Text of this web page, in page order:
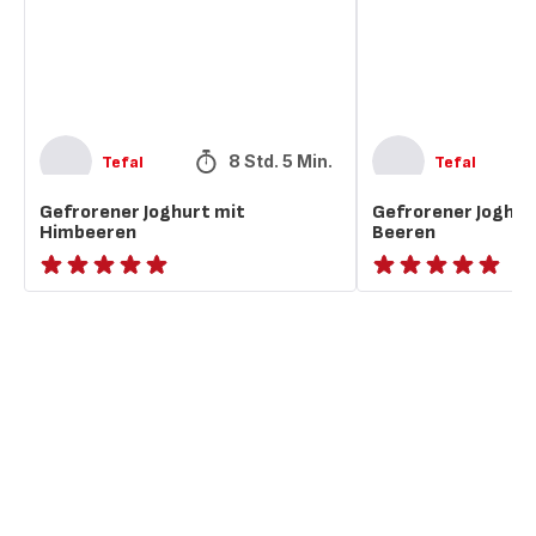
Tefal 8 Std. 5 Min.
Gefrorener Joghurt mit
Himbeeren
ratings.NaN
Tefal
Gefrorener
Beeren
ratings.NaN